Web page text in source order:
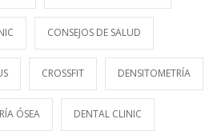
CONSEJOS DE SALUD
CROSSFIT DENSITOMETRÍA
ÓSEA DENTAL CLINIC